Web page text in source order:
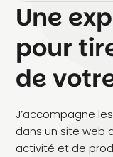
Une
pour
de
J’accompagne
dans un site web
activité et de